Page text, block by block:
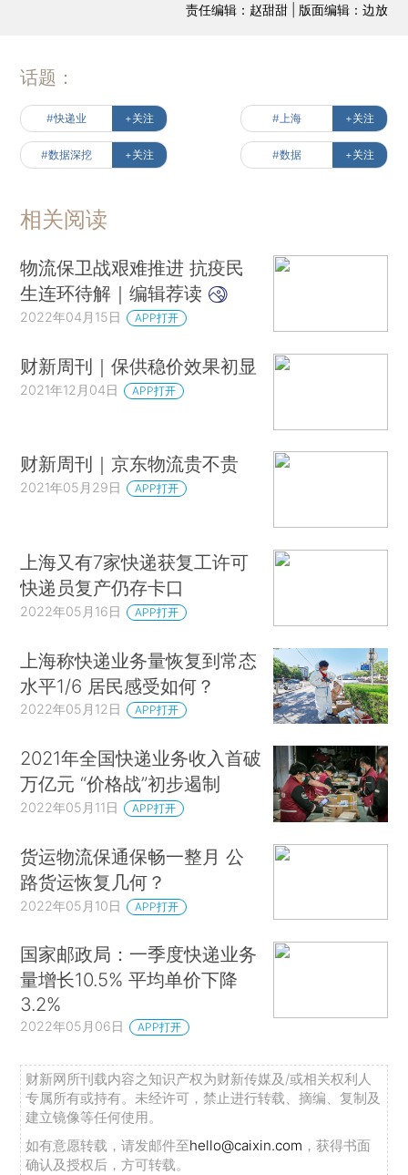
责任编辑：赵甜甜 | 版面编辑：边放
话题：
#快递业 +关注 #上海 +关注
#数据深挖 +关注 #数据 +关注
相关阅读
物流保卫战艰难推进 抗疫民
生连环待解｜编辑荐读
2022年04月15日 APP打开
财新周刊｜保供稳价效果初显
2021年12月04日 APP打开
财新周刊｜京东物流贵不贵
2021年05月29日 APP打开
上海又有7家快递获复工许可
快递员复产仍存卡口
2022年05月16日 APP打开
上海称快递业务量恢复到常态
水平1/6 居民感受如何？
2022年05月12日 APP打开
2021年全国快递业务收入首破
万亿元 “价格战”初步遏制
2022年05月11日 APP打开
货运物流保通保畅一整月 公
路货运恢复几何？
2022年05月10日 APP打开
国家邮政局：一季度快递业务
量增长10.5% 平均单价下降
3.2%
2022年05月06日 APP打开
财新网所刊载内容之知识产权为财新传媒及/或相关权利人
专属所有或持有。未经许可，禁止进行转载、摘编、复制及
建立镜像等任何使用。
如有意愿转载，请发邮件至hello@caixin.com ，获得书面
确认及授权后，方可转载。